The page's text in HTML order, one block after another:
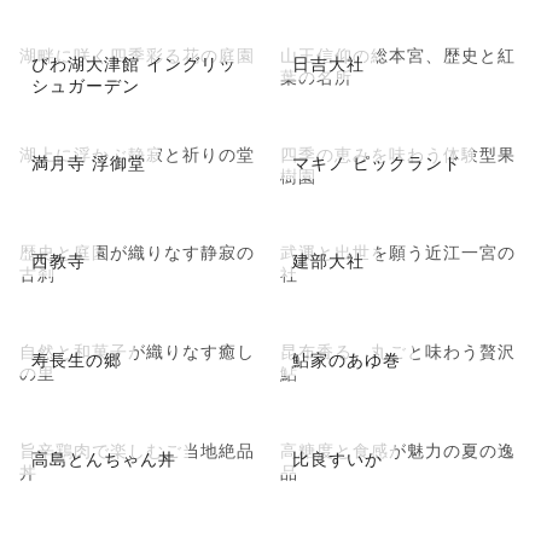
びわ湖大津館 イングリッ
シュガーデン
湖畔に咲く四季彩る花の庭園 日吉大社
山王信仰の総本宮、歴史と紅
葉の名所
満月寺 浮御堂
湖上に浮かぶ静寂と祈りの堂 マキノ ピックランド
四季の恵みを味わう体験型果
樹園
西教寺
歴史と庭園が織りなす静寂の
古刹
建部大社
武運と出世を願う近江一宮の
社
寿長生の郷
自然と和菓子が織りなす癒し
の里
鮎家のあゆ巻
昆布香る、丸ごと味わう贅沢
鮎
高島とんちゃん丼
旨辛鶏肉で楽しむご当地絶品
丼
比良すいか
高糖度と食感が魅力の夏の逸
品